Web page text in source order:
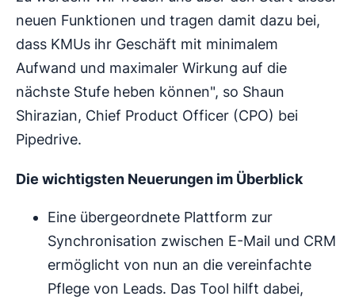
neuen Funktionen und tragen damit dazu bei,
dass KMUs ihr Geschäft mit minimalem
Aufwand und maximaler Wirkung auf die
nächste Stufe heben können", so Shaun
Shirazian, Chief Product Officer (CPO) bei
Pipedrive.
Die wichtigsten Neuerungen im Überblick
Eine übergeordnete Plattform zur
Synchronisation zwischen E-Mail und CRM
ermöglicht von nun an die vereinfachte
Pflege von Leads. Das Tool hilft dabei,